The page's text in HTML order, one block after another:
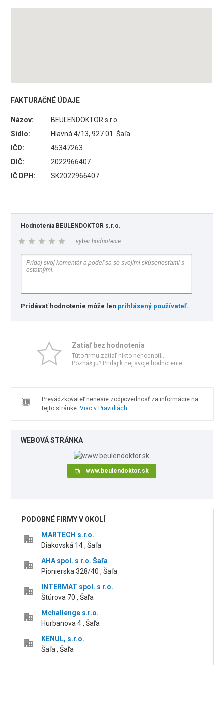
FAKTURAČNÉ ÚDAJE
Názov:
BEULENDOKTOR s.r.o.
Sídlo:
Hlavná 4/13, 927 01 Šaľa
IČO:
45347263
DIČ:
2022966407
IČ DPH:
SK2022966407
Hodnotenia BEULENDOKTOR s.r.o.
vyber hodnotenie
Pridávať hodnotenie môže len prihlásený používateľ.
Zatiaľ bez hodnotenia
Túto firmu zatiaľ nikto nehodnotil.
Poznáš ju? Pridaj k nej svoje hodnotenie.
Prevádzkovateľ nenesie zodpovednosť za informácie na
tejto stránke. Viac v Pravidlách
WEBOVÁ STRÁNKA
www.beulendoktor.sk
PODOBNÉ FIRMY V OKOLÍ
MARTECH s.r.o.
Diakovská 14 , Šaľa
AHA spol. s r.o. Šaľa
Pionierska 328/40 , Šaľa
INTERMAT spol. s r.o.
Štúrova 70 , Šaľa
Mchallenge s.r.o.
Hurbanova 4 , Šaľa
KENUL, s.r.o.
Šaľa , Šaľa